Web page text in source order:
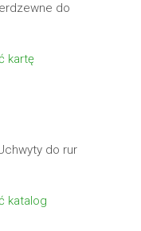
do
kartę
do rur
katalog